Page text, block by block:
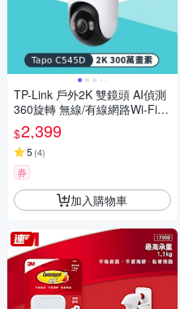
TP-Link 戶外2K 雙鏡頭 AI偵測
360旋轉 無線/有線網路Wi-Fi監
視器 攝影機 IPCAM(支援512G/
IP66/Tapo C545D)
$2,399
5 (4)
券
加入購物車